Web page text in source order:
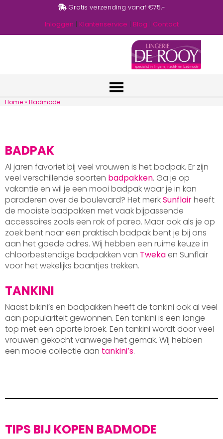
Gratis verzending vanaf €75,-
Inloggen | Klantenservice | Blog | Contact
Home» Badmode
BADPAK
Al jaren favoriet bij veel vrouwen is het badpak. Er zijn
veel verschillende soorten badpakken. Ga je op
vakantie en wil je een mooi badpak waar je in kan
paraderen over de boulevard? Het merkSunflairheeft
de mooiste badpakken met vaak bijpassende
accessoires zoals een rok of pareo. Maar ook als je op
zoek bent naar een praktisch badpak bent je bij ons
aan het goede adres. Wij hebben een ruime keuze in
chloorbestendige badpakken van Tweka en Sunflair
voor het wekelijks baantjes trekken.
TANKINI
Naast bikini’s en badpakken heeft de tankini ook al veel
aan populariteit gewonnen. Een tankini is een lange
top met een aparte broek. Een tankini wordt door veel
vrouwen gekocht vanwege het gemak. Wij hebben
een mooie collectie aan tankini’s.
TIPS BIJ KOPEN BADMODE